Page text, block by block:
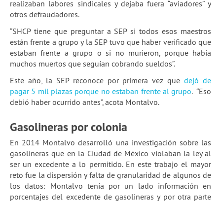
realizaban labores sindicales y dejaba fuera “aviadores” y
otros defraudadores.
“SHCP tiene que preguntar a SEP si todos esos maestros
están frente a grupo y la SEP tuvo que haber verificado que
estaban frente a grupo o si no murieron, porque había
muchos muertos que seguían cobrando sueldos”.
Este año, la SEP reconoce por primera vez quedejó de
pagar 5 mil plazas porque no estaban frente al grupo. “Eso
debió haber ocurrido antes”, acota Montalvo.
Gasolineras por colonia
En 2014 Montalvo desarrolló una investigación sobre las
gasolineras que en la Ciudad de México violaban la ley al
ser un excedente a lo permitido. En este trabajo el mayor
reto fue la dispersión y falta de granularidad de algunos de
los datos: Montalvo tenía por un lado información en
porcentajes del excedente de gasolineras y por otra parte